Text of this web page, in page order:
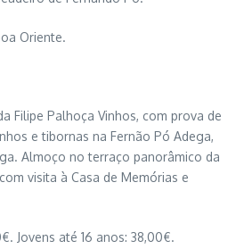
Oriente.
Filipe Palhoça Vinhos, com prova de
e tibornas na Fernão Pó Adega,
Almoço no terraço panorâmico da
visita à Casa de Memórias e
Jovens até 16 anos: 38,00€.